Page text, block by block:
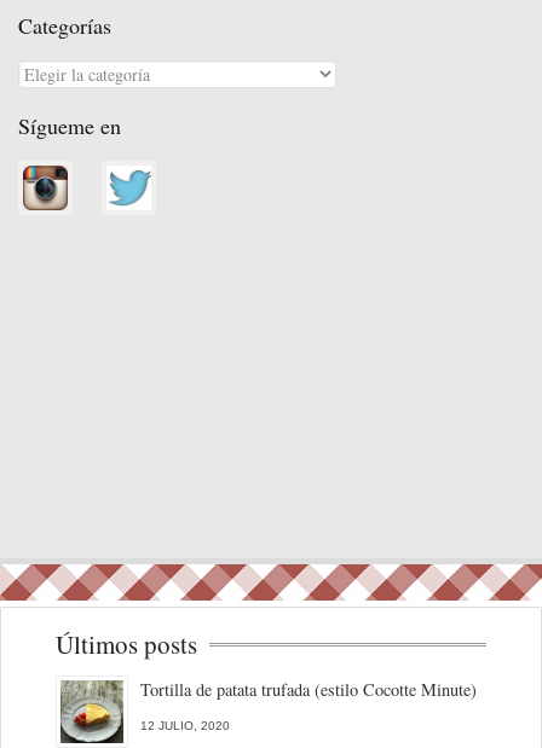
Categorías
Categorías
Sígueme en
Últimos posts
Tortilla de patata trufada (estilo Cocotte Minute)
12 JULIO, 2020